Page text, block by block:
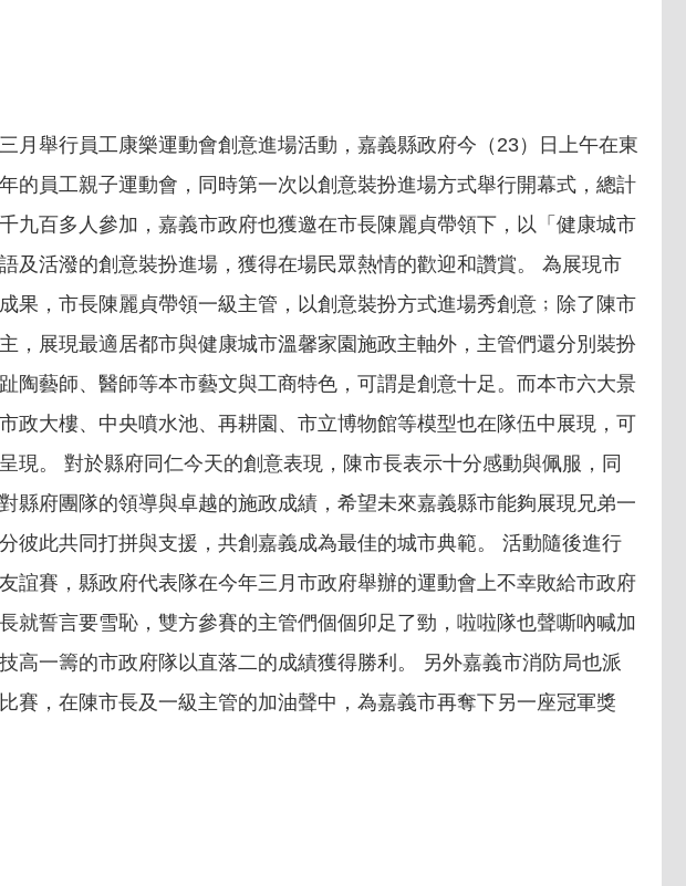
月舉行員工康樂運動會創意進場活動，嘉義縣政府今（23）日上午在東
的員工親子運動會，同時第一次以創意裝扮進場方式舉行開幕式，總計
九百多人參加，嘉義市政府也獲邀在市長陳麗貞帶領下，以「健康城市
及活潑的創意裝扮進場，獲得在場民眾熱情的歡迎和讚賞。 為展現市
果，市長陳麗貞帶領一級主管，以創意裝扮方式進場秀創意﹔除了陳市
，展現最適居都市與健康城市溫馨家園施政主軸外，主管們還分別裝扮
陶藝師、醫師等本市藝文與工商特色，可謂是創意十足。而本市六大景
政大樓、中央噴水池、再耕園、市立博物館等模型也在隊伍中展現，可
現。 對於縣府同仁今天的創意表現，陳市長表示十分感動與佩服，同
縣府團隊的領導與卓越的施政成績，希望未來嘉義縣市能夠展現兄弟一
彼此共同打拼與支援，共創嘉義成為最佳的城市典範。 活動隨後進行
誼賽，縣政府代表隊在今年三月市政府舉辦的運動會上不幸敗給市政府
就誓言要雪恥，雙方參賽的主管們個個卯足了勁，啦啦隊也聲嘶吶喊加
高一籌的市政府隊以直落二的成績獲得勝利。 另外嘉義市消防局也派
賽，在陳市長及一級主管的加油聲中，為嘉義市再奪下另一座冠軍獎